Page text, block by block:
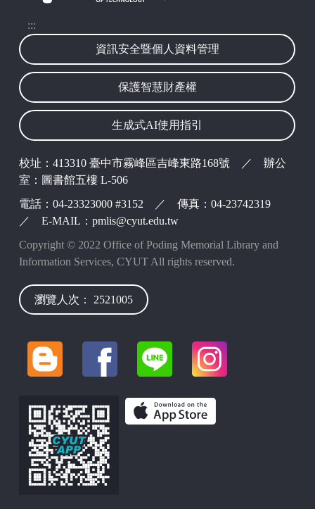
:::
資訊安全暨個人資料管理
保護智慧財產權
生成式AI使用指引
校址：413310 臺中市霧峰區吉峰東路168號 ／ 辦公
室：圖書館五樓 L-506
電話：04-23323000 #3152 ／ 傳真：04-23742319
／ E-MAIL：pmlis@cyut.edu.tw
Copyright © 2022 Office of Poding Memorial Library and
Information Services, CYUT All rights reserved.
瀏覽人次： 2521005